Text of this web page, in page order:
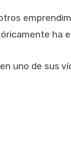
ha
uno de sus